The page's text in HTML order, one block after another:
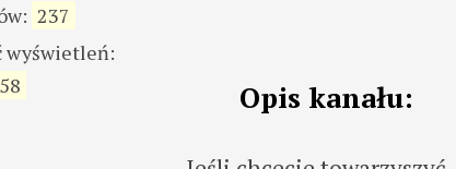
237
wyświetleń:
Opis kanału: